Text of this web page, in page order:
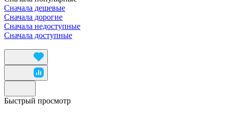
Сначала дешевые
Сначала дорогие
Сначала недоступные
Сначала доступные
Быстрый просмотр